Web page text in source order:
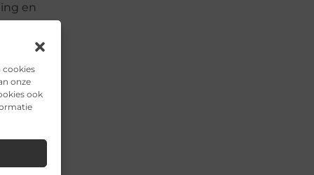
cookies
onze
ook
en
aan